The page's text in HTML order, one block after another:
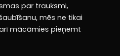
par trauksmi,
mēs ne tikai
mācāmies pieņemt